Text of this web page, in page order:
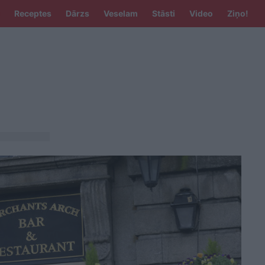
Receptes Dārzs Veselam Stāsti Video Ziņo!